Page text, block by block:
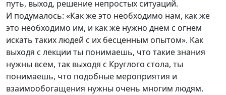
путь, выход, решение непростых ситуаций.
И подумалось: «Как же это необходимо нам, как же
это необходимо им, и как же нужно днем с огнем
искать таких людей с их бесценным опытом». Как
выходя с лекции ты понимаешь, что такие знания
нужны всем, так выходя с Круглого стола, ты
понимаешь, что подобные мероприятия и
взаимообогащения нужны очень многим людям.